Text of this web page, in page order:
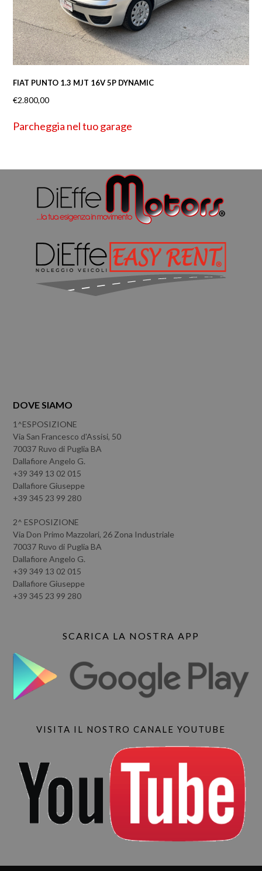
FIAT PUNTO 1.3 MJT 16V 5P DYNAMIC
€2.800,00
Parcheggia nel tuo garage
DOVE SIAMO
1^ESPOSIZIONE
Via San Francesco d'Assisi, 50
70037 Ruvo di Puglia BA
Dallafiore Angelo G.
+39 349 13 02 015
Dallafiore Giuseppe
+39 345 23 99 280
2^ ESPOSIZIONE
Via Don Primo Mazzolari, 26 Zona Industriale
70037 Ruvo di Puglia BA
Dallafiore Angelo G.
+39 349 13 02 015
Dallafiore Giuseppe
+39 345 23 99 280
SCARICA LA NOSTRA APP
VISITA IL NOSTRO CANALE YOUTUBE